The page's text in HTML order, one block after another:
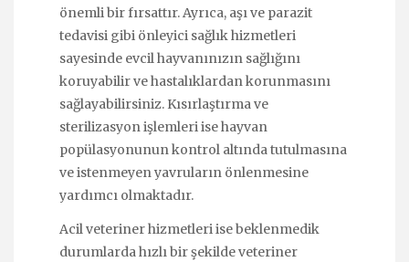
önemli bir fırsattır. Ayrıca, aşı ve parazit
tedavisi gibi önleyici sağlık hizmetleri
sayesinde evcil hayvanınızın sağlığını
koruyabilir ve hastalıklardan korunmasını
sağlayabilirsiniz. Kısırlaştırma ve
sterilizasyon işlemleri ise hayvan
popülasyonunun kontrol altında tutulmasına
ve istenmeyen yavruların önlenmesine
yardımcı olmaktadır.
Acil veteriner hizmetleri ise beklenmedik
durumlarda hızlı bir şekilde veteriner